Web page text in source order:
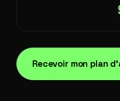
Recevoir mon plan